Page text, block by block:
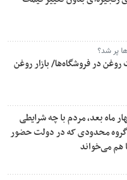
پر شد؟
در فروشگاه‌ها/ بازار روغن
ماه بعد، مردم با چه شرایطی
گروه محدودی که در دولت حضور
هم می‌خواند